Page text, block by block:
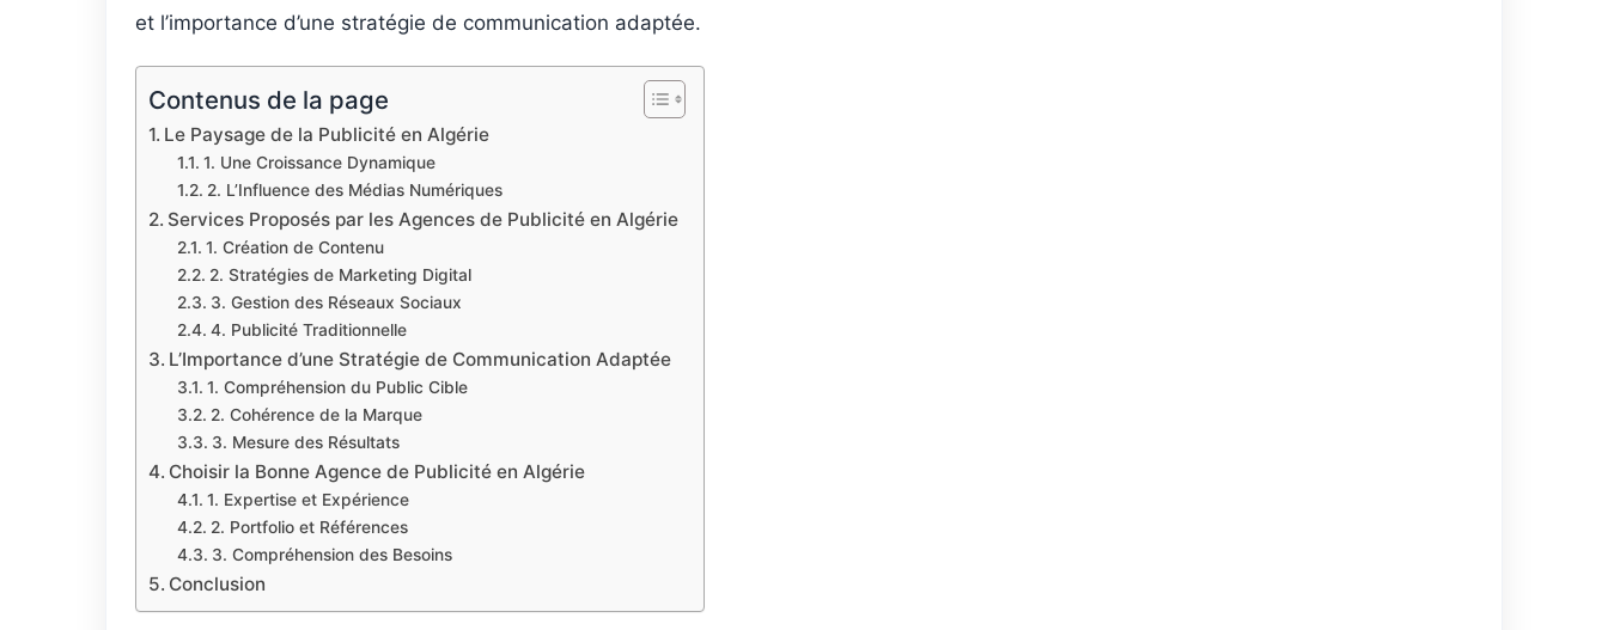
et l’importance d’une stratégie de communication adaptée.
Contenus de la page
Le Paysage de la Publicité en Algérie
1. Une Croissance Dynamique
2. L’Influence des Médias Numériques
Services Proposés par les Agences de Publicité en Algérie
1. Création de Contenu
2. Stratégies de Marketing Digital
3. Gestion des Réseaux Sociaux
4. Publicité Traditionnelle
L’Importance d’une Stratégie de Communication Adaptée
1. Compréhension du Public Cible
2. Cohérence de la Marque
3. Mesure des Résultats
Choisir la Bonne Agence de Publicité en Algérie
1. Expertise et Expérience
2. Portfolio et Références
3. Compréhension des Besoins
Conclusion